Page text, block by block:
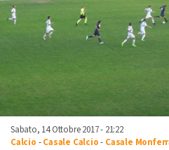
Sabato, 14 Ottobre 2017 - 21:22
Calcio -Casale Calcio- Casale